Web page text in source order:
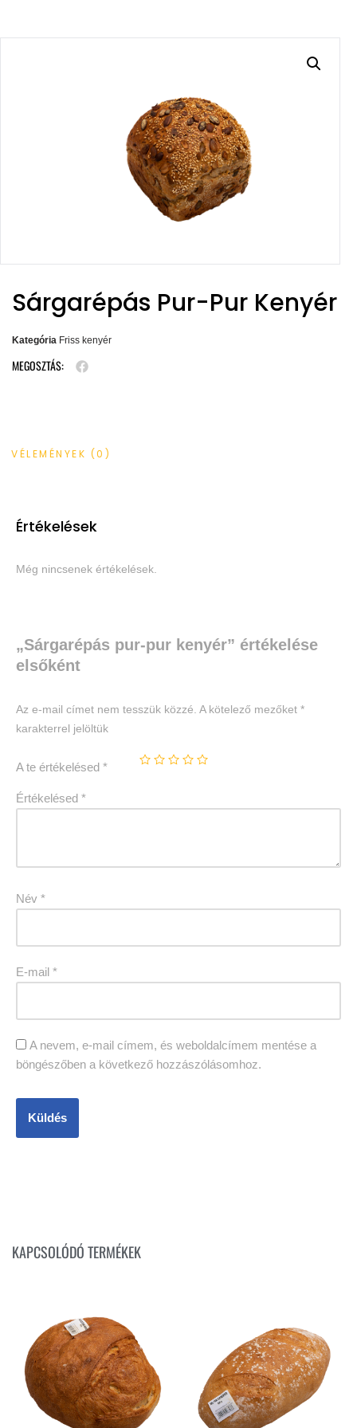
Sárgarépás Pur-Pur Kenyér
Kategória Friss kenyér
MEGOSZTÁS:
VÉLEMÉNYEK (0)
Értékelések
Még nincsenek értékelések.
„Sárgarépás pur-pur kenyér” értékelése
elsőként
Az e-mail címet nem tesszük közzé. A kötelező mezőket *
karakterrel jelöltük
A te értékelésed *
Értékelésed *
Név *
E-mail *
A nevem, e-mail címem, és weboldalcímem mentése a
böngészőben a következő hozzászólásomhoz.
KAPCSOLÓDÓ TERMÉKEK